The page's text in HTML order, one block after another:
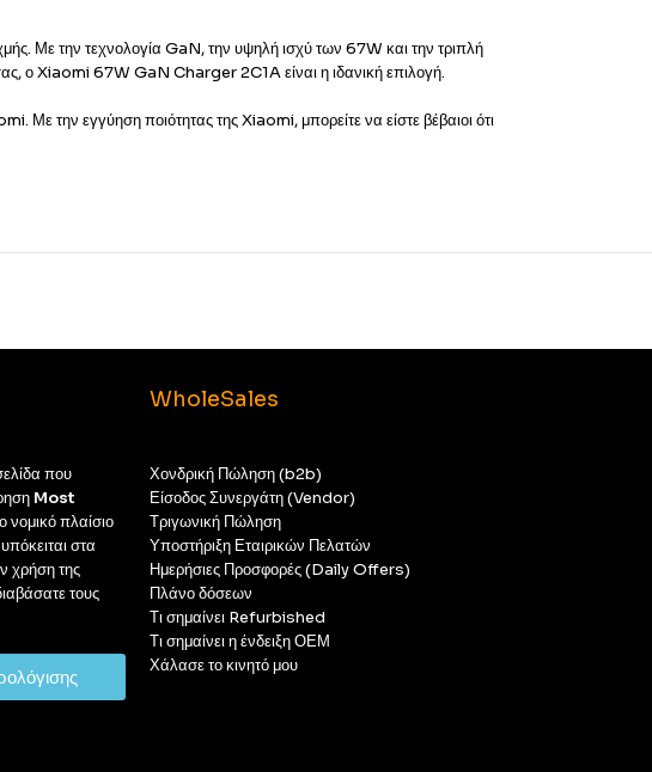
Με την τεχνολογία GaN, την υψηλή ισχύ των 67W και την τριπλή
ο Xiaomi 67W GaN Charger 2C1A είναι η ιδανική επιλογή.
την εγγύηση ποιότητας της Xiaomi, μπορείτε να είστε βέβαιοι ότι
που
Most
νομικό πλαίσιο
στα
χρήση της
τους
WholeSales
Χονδρική Πώληση (b2b)
Είσοδος Συνεργάτη (Vendor)
Τριγωνική Πώληση
Υποστήριξη Εταιρικών Πελατών
Ημερήσιες Προσφορές (Daily Offers)
Πλάνο δόσεων
Τι σημαίνει Refurbished
Τι σημαίνει η ένδειξη ΟΕΜ
Χάλασε το κινητό μου